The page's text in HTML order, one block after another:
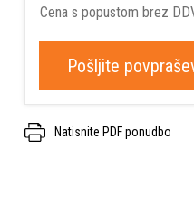
Cena s popustom brez
Pošljite
Natisnite PDF ponudbo